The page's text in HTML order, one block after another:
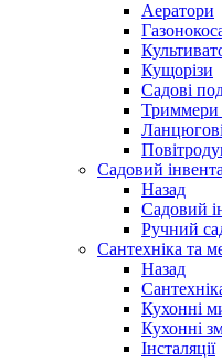
Аератори
Кущорізи
Садові
Триммери
Садовий
Назад
Садовий
Ручний
Сантехніка та
Назад
Кухонні
Кухонні
Інсталяції